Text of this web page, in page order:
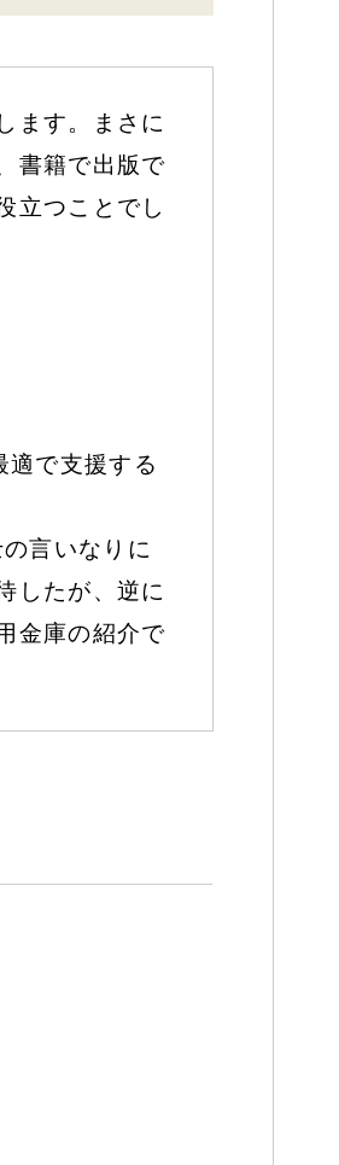
ます。まさに
書籍で出版で
立つことでし
適で支援する
言いなりに
したが、逆に
金庫の紹介で